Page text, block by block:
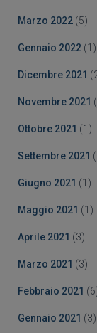
Marzo 2022 (5)
Gennaio 2022 (1)
Dicembre 2021
Novembre 2021
Ottobre 2021 (1)
Settembre 2021
Giugno 2021 (1)
Maggio 2021 (1)
Aprile 2021 (3)
Marzo 2021 (3)
Febbraio 2021
Gennaio 2021 (3)